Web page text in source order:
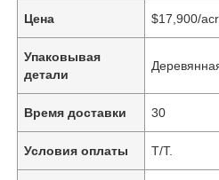
Цена $17,900/
Упаковывая
детали
Время доставки 30
Условия оплаты T/T.